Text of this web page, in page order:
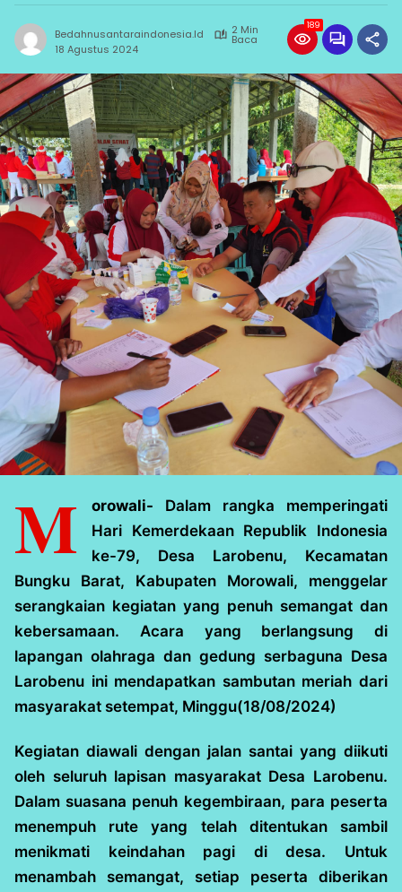
Bedahnusantaraindonesia.id 2 Min
Baca
18 Agustus 2024
189
M orowali- Dalam rangka memperingati
Hari Kemerdekaan Republik Indonesia
ke-79, Desa Larobenu, Kecamatan
Bungku Barat, Kabupaten Morowali, menggelar
serangkaian kegiatan yang penuh semangat dan
kebersamaan. Acara yang berlangsung di
lapangan olahraga dan gedung serbaguna Desa
Larobenu ini mendapatkan sambutan meriah dari
masyarakat setempat, Minggu(18/08/2024)
Kegiatan diawali dengan jalan santai yang diikuti
oleh seluruh lapisan masyarakat Desa Larobenu.
Dalam suasana penuh kegembiraan, para peserta
menempuh rute yang telah ditentukan sambil
menikmati keindahan pagi di desa. Untuk
menambah semangat, setiap peserta diberikan